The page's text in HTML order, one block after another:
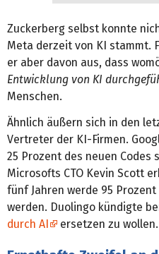
Zuckerberg selbst konnte
Meta derzeit von KI stammt.
er aber davon aus, dass
Entwicklung von KI
Menschen.
Ähnlich äußern sich in den
Vertreter der KI-Firmen.
25 Prozent des neuen Codes
Microsofts CTO Kevin Scott
fünf Jahren werde 95
werden. Duolingo kündigte
durch AI
ersetzen zu wollen.